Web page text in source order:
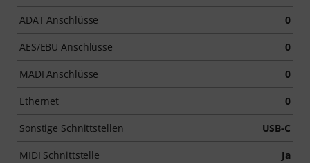
ADAT Anschlüsse 0
AES/EBU Anschlüsse 0
MADI Anschlüsse 0
Ethernet 0
Sonstige Schnittstellen USB-C
MIDI Schnittstelle Ja